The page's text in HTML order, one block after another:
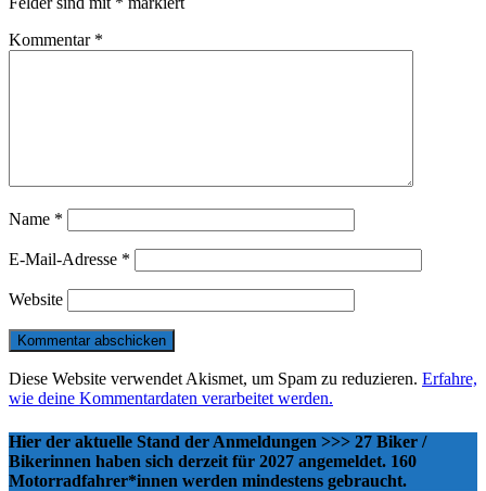
Kommentar *
Name *
E-Mail-Adresse *
Website
Diese Website verwendet Akismet, um Spam zu reduzieren. Erfahre,
wie deine Kommentardaten verarbeitet werden.
Hier der aktuelle Stand der Anmeldungen >>> 27 Biker /
Bikerinnen haben sich derzeit für 2027 angemeldet. 160
Motorradfahrer*innen werden mindestens gebraucht.